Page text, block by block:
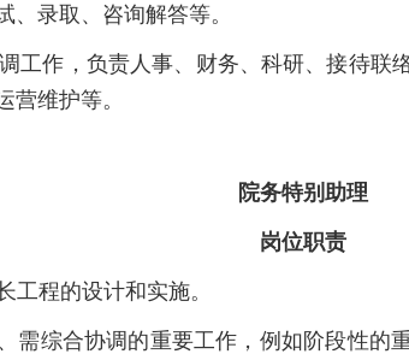
、录取、咨询解答等。
工作，负责人事、财务、科研、接待联
营维护等。
院务特别助理
岗位职责
工程的设计和实施。
需综合协调的重要工作，例如阶段性的